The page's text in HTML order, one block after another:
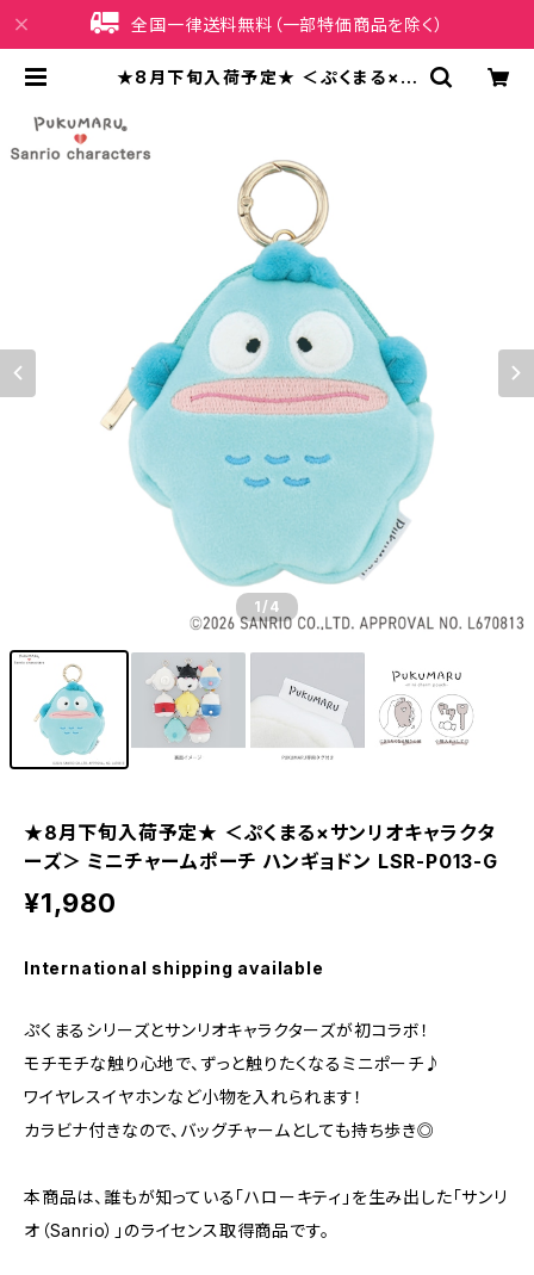
全国一律送料無料（一部特価商品を除く）
★8月下旬入荷予定★ ＜ぷくまる×サ
ポーチ ハンギョドン LSR-P013-G |
1 /4
★8月下旬入荷予定★ ＜ぷくまる×サンリオキャラクタ
ーズ＞ ミニチャームポーチ ハンギョドン LSR-P013-G
¥1,980
International shipping available
ぷくまるシリーズとサンリオキャラクターズが初コラボ！
モチモチな触り心地で、ずっと触りたくなるミニポーチ♪
ワイヤレスイヤホンなど小物を入れられます！
カラビナ付きなので、バッグチャームとしても持ち歩き◎
本商品は、誰もが知っている「ハローキティ」を生み出した「サンリ
オ（Sanrio）」のライセンス取得商品です。